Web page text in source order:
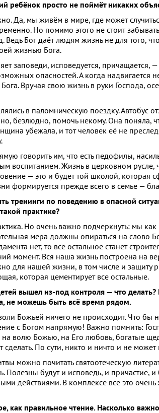
ребёнок просто не поймёт никаких
Да, мы живём в мире, где может
Но помимо этого не стоит
Ведь Бог даёт людям жизнь не для того,
жизнью Бога.
заповеди, исповедуется, причащается,
опасностей. А когда надвигается
Вручая свою жизнь в руки Господа,
в паломническую поездку. Автобус
безлюдно, помочь некому. Она поняла,
убежала, и тот человек её не
говорить им, что есть педофилы,
воспитанием. Жизнь в церковном
— это и будет той школой,
формируется прежде всего в семье —
тренинги по поведению в опасной
практике?
Но очень важно подчеркнуть: мы
мера должны опираться на слово
нет, то всё остальное станет
Вся наша жизнь построена на
для нашей жизни, в том числе и защиту
которая цементирует все остальные.
вышел из-под контроля — что
не можешь быть всё время рядом.
Божьей ничего не происходит. Что бы
с Богом напрямую! Важно помнить:
волю Божью, на Его любовь, богатые
По сути, никто и ничто и не
можно почитать святоотеческую
Полезны будут и исповедь, и причастие,
действиями. В комплексе всё это
как правильное чтение. Насколько